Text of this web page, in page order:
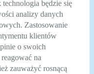
będzie się
analizy danych
Zastosowanie
klientów
o swoich
na
zauważyć rosnącą